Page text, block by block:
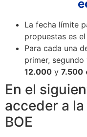
La fecha límite
propuestas es el
Para cada una
primer,
12.000 y 7.500
En el
acceder a
BOE